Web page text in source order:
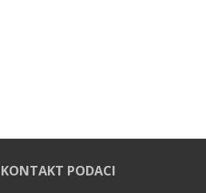
KONTAKT PODACI